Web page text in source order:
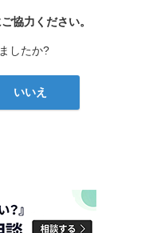
協力ください。
したか?
いいえ